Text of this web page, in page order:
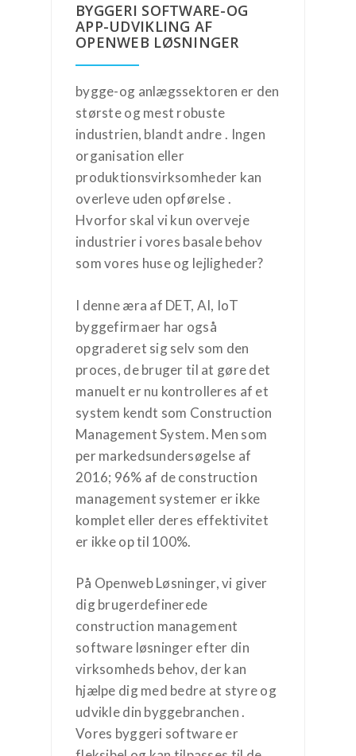
BYGGERI SOFTWARE-OG
APP-UDVIKLING AF
OPENWEB LØSNINGER
bygge-og anlægssektoren er den
største og mest robuste
industrien, blandt andre . Ingen
organisation eller
produktionsvirksomheder kan
overleve uden opførelse .
Hvorfor skal vi kun overveje
industrier i vores basale behov
som vores huse og lejligheder?
I denne æra af DET, AI, IoT
byggefirmaer har også
opgraderet sig selv som den
proces, de bruger til at gøre det
manuelt er nu kontrolleres af et
system kendt som Construction
Management System. Men som
per markedsundersøgelse af
2016; 96% af de construction
management systemer er ikke
komplet eller deres effektivitet
er ikke op til 100%.
På Openweb Løsninger, vi giver
dig brugerdefinerede
construction management
software løsninger efter din
virksomheds behov, der kan
hjælpe dig med bedre at styre og
udvikle din byggebranchen .
Vores byggeri software er